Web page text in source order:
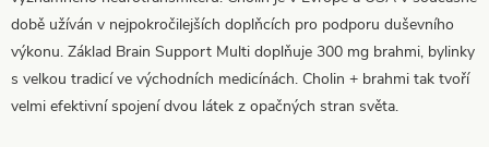
době užíván v nejpokročilejších doplňcích pro podporu duševního
výkonu. Základ Brain Support Multi doplňuje 300 mg brahmi, bylinky
s velkou tradicí ve východních medicínách. Cholin + brahmi tak tvoří
velmi efektivní spojení dvou látek z opačných stran světa.